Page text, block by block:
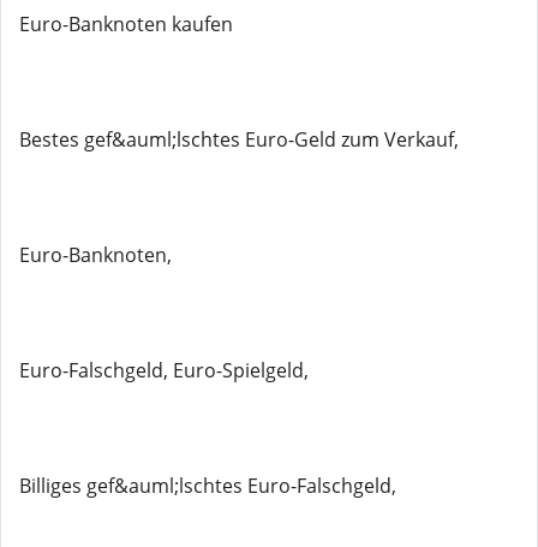
Euro-Banknoten kaufen
Bestes gef&auml;lschtes Euro-Geld zum Verkauf,
Euro-Banknoten,
Euro-Falschgeld, Euro-Spielgeld,
Billiges gef&auml;lschtes Euro-Falschgeld,